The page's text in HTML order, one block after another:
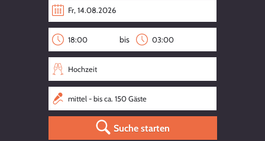
bis
Suche starten